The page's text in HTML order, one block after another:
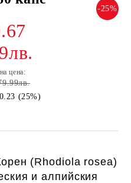
-25%
цена:
(25%)
(Rhodiola rosea)
и алпийския